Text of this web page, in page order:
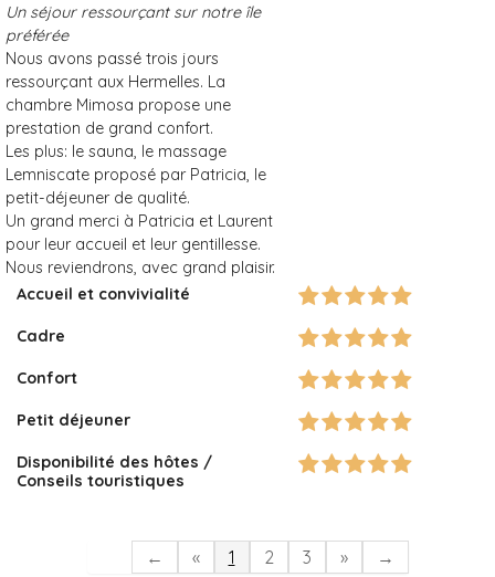
Un séjour ressourçant sur notre île
préférée
Nous avons passé trois jours
ressourçant aux Hermelles. La
chambre Mimosa propose une
prestation de grand confort.
Les plus: le sauna, le massage
Lemniscate proposé par Patricia, le
petit-déjeuner de qualité.
Un grand merci à Patricia et Laurent
pour leur accueil et leur gentillesse.
Nous reviendrons, avec grand plaisir.
Accueil et convivialité
Cadre
Confort
Petit déjeuner
Disponibilité des hôtes /
Conseils touristiques
← « 1 2 3 » →